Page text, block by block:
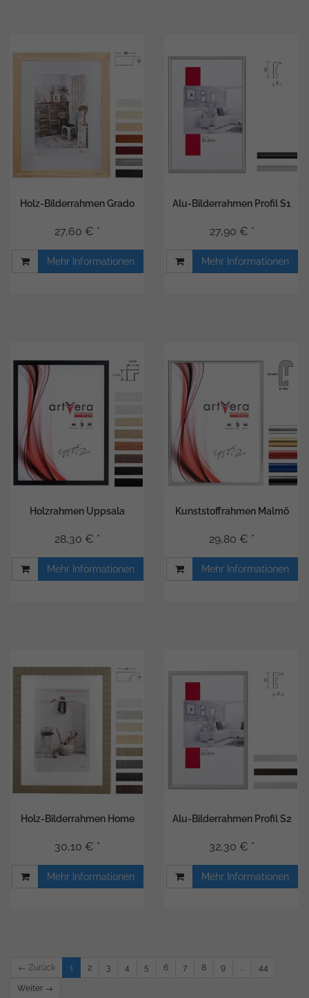
Holz-Bilderrahmen Grado
27,60 € *
Mehr Informationen
Alu-Bilderrahmen Profil S1
27,90 € *
Mehr Informationen
Holzrahmen Uppsala
28,30 € *
Mehr Informationen
Kunststoffrahmen Malmö
29,80 € *
Mehr Informationen
Holz-Bilderrahmen Home
30,10 € *
Mehr Informationen
Alu-Bilderrahmen Profil S2
32,30 € *
Mehr Informationen
← Zurück 1 2 3 4 5 6 7 8 9 ... 44
Weiter →